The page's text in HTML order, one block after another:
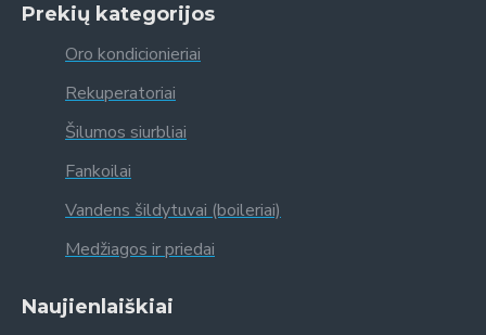
Prekių kategorijos
Oro kondicionieriai
Rekuperatoriai
Šilumos siurbliai
Fankoilai
Vandens šildytuvai (boileriai)
Medžiagos ir priedai
Naujienlaiškiai